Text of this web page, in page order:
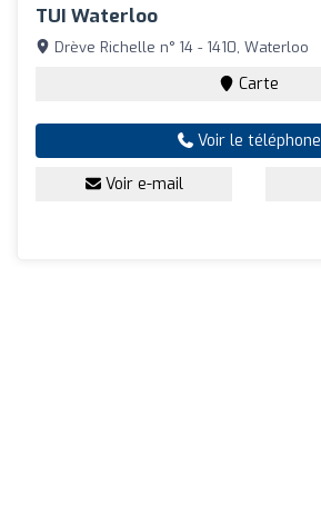
TUI Waterloo
Drève Richelle n° 14 - 1410, Waterloo
Carte
Voir le téléphone
Voir e-mail